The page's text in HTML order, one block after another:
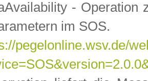
- Operation
im SOS.
pegelonline.wsv.de/